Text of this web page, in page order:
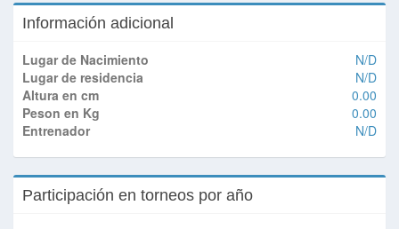
Información adicional
Lugar de Nacimiento
N/D
Lugar de residencia
N/D
Altura en cm
0.00
Peson en Kg
0.00
Entrenador
N/D
Participación en torneos por año